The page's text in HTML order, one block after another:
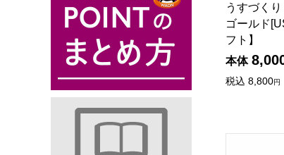
うすづく
ゴールド
フト】
本体
税込 8,800円